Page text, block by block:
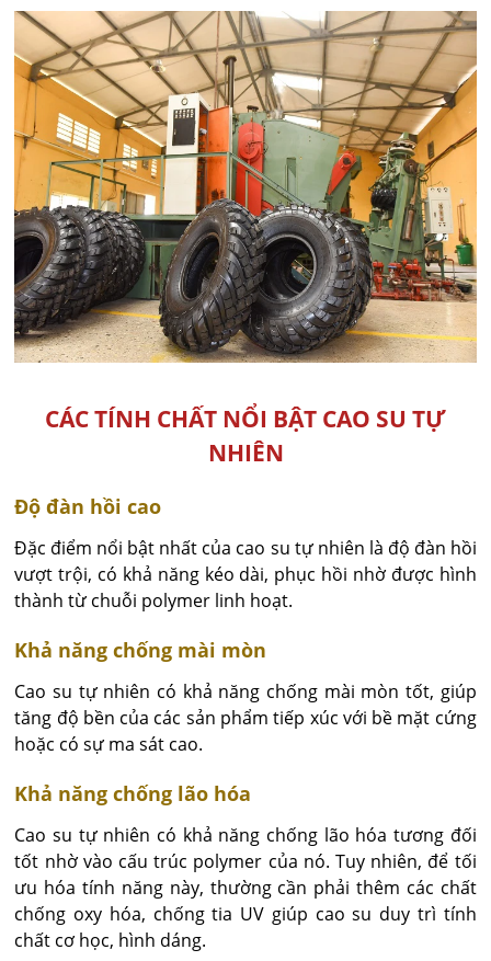
CÁC TÍNH CHẤT NỔI BẬT CAO SU TỰ
NHIÊN
Độ đàn hồi cao
Đặc điểm nổi bật nhất của cao su tự nhiên là độ đàn hồi
vượt trội, có khả năng kéo dài, phục hồi nhờ được hình
thành từ chuỗi polymer linh hoạt.
Khả năng chống mài mòn
Cao su tự nhiên có khả năng chống mài mòn tốt, giúp
tăng độ bền của các sản phẩm tiếp xúc với bề mặt cứng
hoặc có sự ma sát cao.
Khả năng chống lão hóa
Cao su tự nhiên có khả năng chống lão hóa tương đối
tốt nhờ vào cấu trúc polymer của nó. Tuy nhiên, để tối
ưu hóa tính năng này, thường cần phải thêm các chất
chống oxy hóa, chống tia UV giúp cao su duy trì tính
chất cơ học, hình dáng.